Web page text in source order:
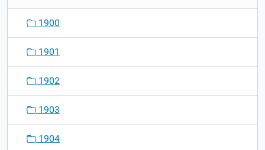
1900
1901
1902
1903
1904